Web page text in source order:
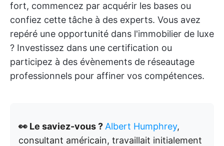
fort, commencez par acquérir les bases ou
confiez cette tâche à des experts. Vous avez
repéré une opportunité dans l'immobilier de luxe
? Investissez dans une certification ou
participez à des évènements de réseautage
professionnels pour affiner vos compétences.
👀 Le saviez-vous ? Albert Humphrey,
consultant américain, travaillait initialement